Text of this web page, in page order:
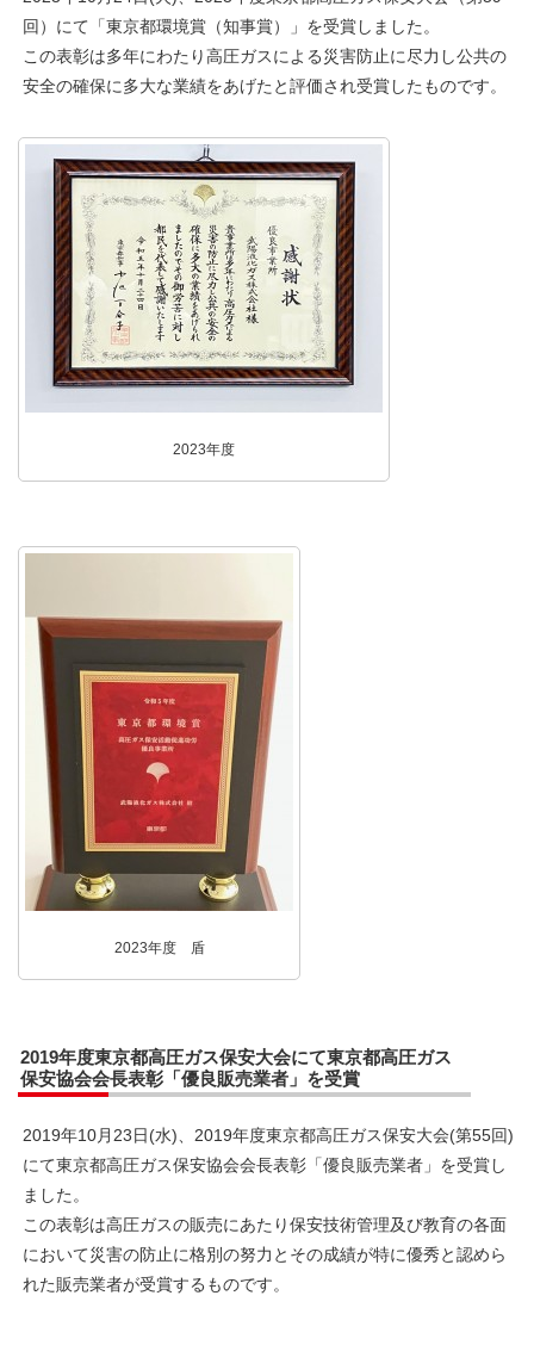
回）にて「東京都環境賞（知事賞）」を受賞しました。
この表彰は多年にわたり高圧ガスによる災害防止に尽力し公共の
安全の確保に多大な業績をあげたと評価され受賞したものです。
2023年度
2023年度 盾
2019年度東京都高圧ガス保安大会にて東京都高圧ガス
保安協会会長表彰「優良販売業者」を受賞
2019年10月23日(水)、2019年度東京都高圧ガス保安大会(第55回)
にて東京都高圧ガス保安協会会長表彰「優良販売業者」を受賞し
ました。
この表彰は高圧ガスの販売にあたり保安技術管理及び教育の各面
において災害の防止に格別の努力とその成績が特に優秀と認めら
れた販売業者が受賞するものです。